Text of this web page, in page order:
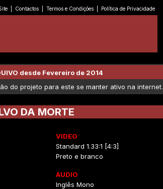
Contactos Termos e Condições Política de Privacidade
desde Fevereiro de 2014
do projeto para este se manter ativo na internet.
DA MORTE
VIDEO
Standard 1.33:1 [4:3]
Preto e branco
AUDIO
Inglês Mono